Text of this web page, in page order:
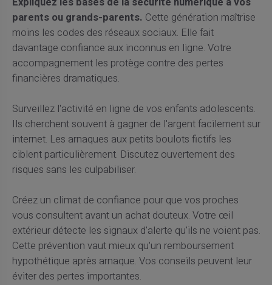
parents ou grands-parents. Cette génération maîtrise
moins les codes des réseaux sociaux. Elle fait
davantage confiance aux inconnus en ligne. Votre
accompagnement les protège contre des pertes
financières dramatiques.
Surveillez l'activité en ligne de vos enfants adolescents.
Ils cherchent souvent à gagner de l'argent facilement sur
internet. Les arnaques aux petits boulots fictifs les
ciblent particulièrement. Discutez ouvertement des
risques sans les culpabiliser.
Créez un climat de confiance pour que vos proches
vous consultent avant un achat douteux. Votre œil
extérieur détecte les signaux d'alerte qu'ils ne voient pas.
Cette prévention vaut mieux qu'un remboursement
hypothétique après arnaque. Vos conseils peuvent leur
éviter des pertes importantes.